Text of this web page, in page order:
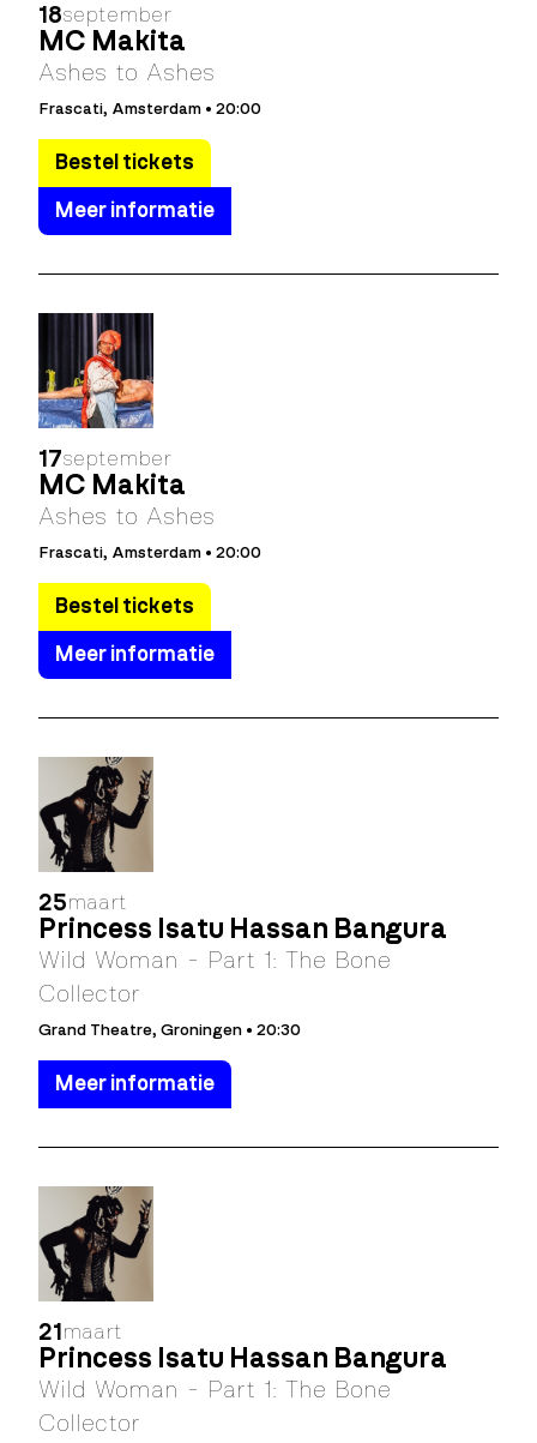
18september
MC Makita
Ashes to Ashes
Frascati, Amsterdam • 20:00
Bestel tickets
Meer informatie
17september
MC Makita
Ashes to Ashes
Frascati, Amsterdam • 20:00
Bestel tickets
Meer informatie
25maart
Princess Isatu Hassan Bangura
Wild Woman - Part 1: The Bone
Collector
Grand Theatre, Groningen • 20:30
Meer informatie
21 maart
Princess Isatu Hassan Bangura
Wild Woman - Part 1: The Bone
Collector